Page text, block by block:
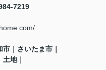
7219
｜さいたま市｜
土地｜